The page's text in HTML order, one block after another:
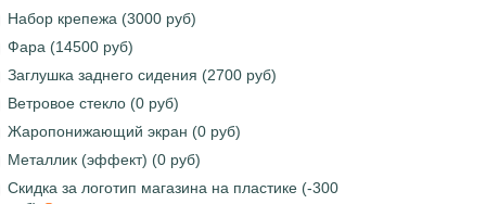
Набор крепежа (3000 руб)
Фара (14500 руб)
Заглушка заднего сидения (2700 руб)
Ветровое стекло (0 руб)
Жаропонижающий экран (0 руб)
Металлик (эффект) (0 руб)
Скидка за логотип магазина на пластике (-300